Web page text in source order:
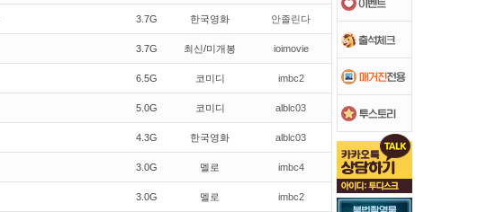
3.7G 한국영화 안졸린다
3.7G 최신/미개봉 ioimovie
6.5G 코미디 imbc2
5.0G 코미디 alblc03
4.3G 한국영화 alblc03
3.0G 멜로 imbc4
3.0G 멜로 imbc2